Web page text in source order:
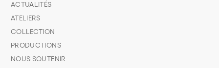
ACTUALITÉS
ATELIERS
COLLECTION
PRODUCTIONS
NOUS SOUTENIR